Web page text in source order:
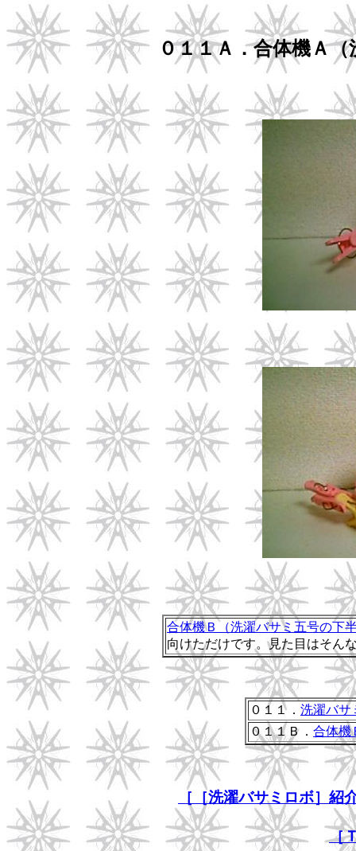
０１１Ａ．合体機Ａ
合体機Ｂ（洗濯バサミ五号の下
向けただけです。見た目はそん
０１１． 洗濯バサ
０１１Ｂ． 合体機
［［洗濯バサミロボ］紹
［